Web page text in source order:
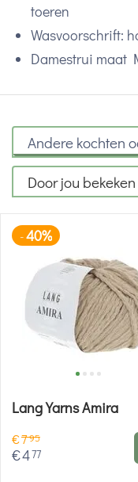
toeren
Wasvoorschrift:
Damestrui maat
Andere kochten
Door jou bekeken
-40%
Lang Yarns Amira
€795
€477